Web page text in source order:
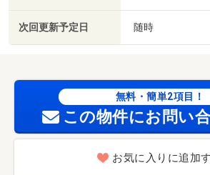
次回更新予定日 随時
無料・簡単2項目！
この物件にお問い
お気に入りに追加